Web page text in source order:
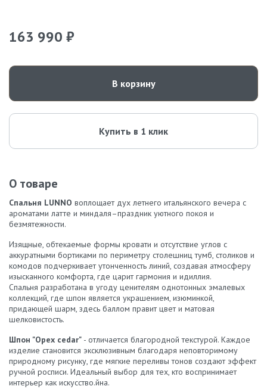
163 990 ₽
В корзину
Купить в 1 клик
О товаре
Спальня LUNNO воплощает дух летнего итальянского вечера с
ароматами латте и миндаля–праздник уютного покоя и
безмятежности.
Изящные, обтекаемые формы кровати и отсутствие углов с
аккуратными бортиками по периметру столешниц тумб, столиков и
комодов подчеркивает утонченность линий, создавая атмосферу
изысканного комфорта, где царит гармония и идиллия.
Спальня разработана в угоду ценителям однотонных эмалевых
коллекций, где шпон является украшением, изюминкой,
придающей шарм, здесь баллом правит цвет и матовая
шелковистость.
Шпон "Орех cedar" - отличается благородной текстурой. Каждое
изделие становится эксклюзивным благодаря неповторимому
природному рисунку, где мягкие переливы тонов создают эффект
ручной росписи. Идеальный выбор для тех, кто воспринимает
интерьер как искусство.йна.